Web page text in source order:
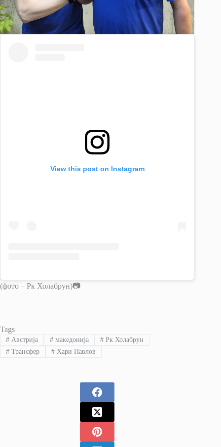
View this post on Instagram
(фото – Рк Холабрун)📷
Tags
#Австрија #македонија # Рк Холабрун
#Трансфер #Хари Павлов